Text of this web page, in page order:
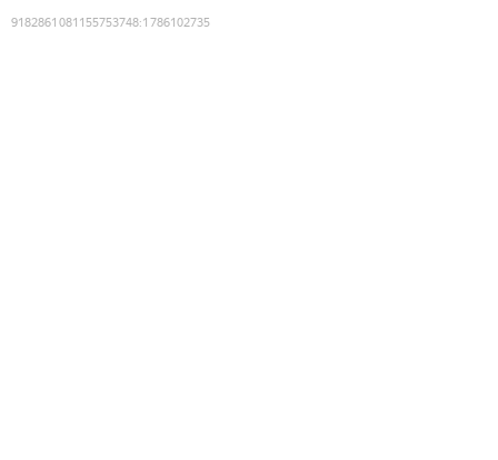
9182861081155753748:1786102735